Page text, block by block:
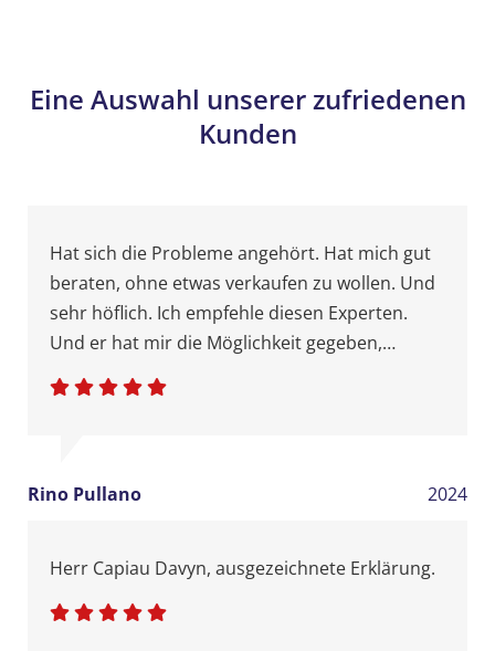
Eine Auswahl unserer zufriedenen
Kunden
Hat sich die Probleme angehört. Hat mich gut
beraten, ohne etwas verkaufen zu wollen. Und
sehr höflich. Ich empfehle diesen Experten.
Und er hat mir die Möglichkeit gegeben,
darüber nachzudenken.
Rino Pullano 2024
Herr Capiau Davyn, ausgezeichnete Erklärung.